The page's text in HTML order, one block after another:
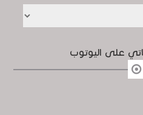
على اليوتوب